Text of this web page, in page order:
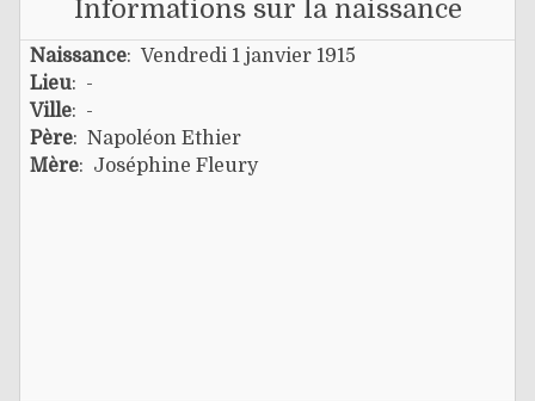
Informations sur la naissance
Naissance: Vendredi 1 janvier 1915
Lieu: -
Ville: -
Père: Napoléon Ethier
Mère: Joséphine Fleury